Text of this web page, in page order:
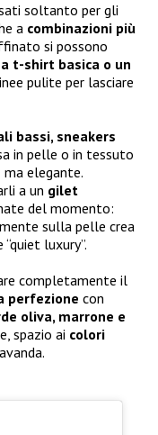
soltanto per gli
a combinazioni più
si possono
t-shirt basica o un
pulite per lasciare
bassi, sneakers
in pelle o in tessuto
elegante.
a un gilet
del momento:
sulla pelle crea
luxury”.
completamente il
perfezione con
oliva, marrone e
spazio ai colori